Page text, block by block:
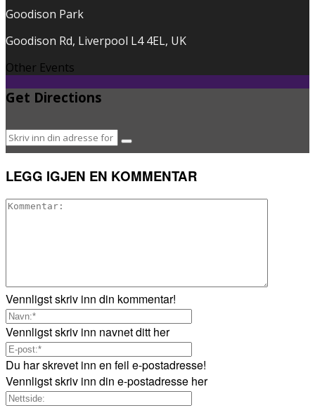
Goodison Park
Goodison Rd, Liverpool L4 4EL, UK
Other Events
Get Directions
LEGG IGJEN EN KOMMENTAR
Vennligst skriv inn din kommentar!
Vennligst skriv inn navnet ditt her
Du har skrevet inn en feil e-postadresse!
Vennligst skriv inn din e-postadresse her